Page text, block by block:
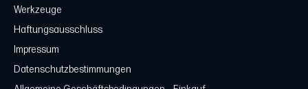
Werkzeuge
Haftungsausschluss
Impressum
Datenschutzbestimmungen